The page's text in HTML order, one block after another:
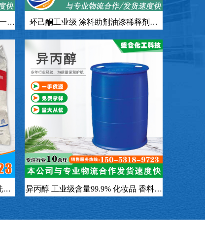
桶
环己酮工业级 涂料助剂油漆稀释剂用
剂
异丙醇 工业级含量99.9% 化妆品 香料专